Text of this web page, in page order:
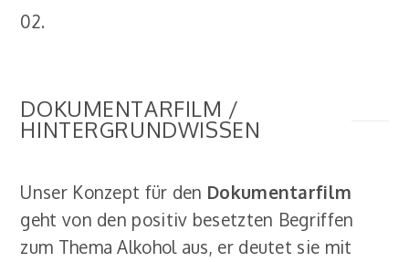
02.
DOKUMENTARFILM /
HINTERGRUNDWISSEN
Unser Konzept für den Dokumentarfilm
geht von den positiv besetzten Begriffen
zum Thema Alkohol aus, er deutet sie mit